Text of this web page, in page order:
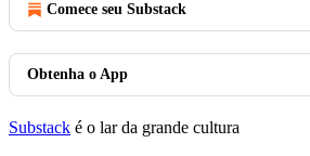
Comece seu Substack
Obtenha o App
Substack é o lar da grande cultura